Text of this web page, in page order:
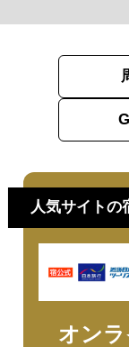
人気サイトの
オン